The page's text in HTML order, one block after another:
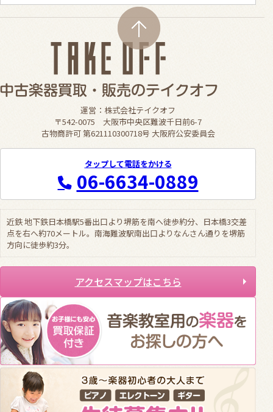
運営：株式会社テイクオフ
〒542-0075 大阪市中央区難波千日前6-7
古物商許可 第621110300718号 大阪府公安委員会
タップして電話をかける
06-6634-0889
近鉄 地下鉄日本橋駅5番出口より堺筋を南へ徒歩約分、日本橋3交差
点を右へ約70メートル。南海難波駅南出口よりなんさん通りを堺筋
方向に徒歩約3分。
アクセスマップはこちら